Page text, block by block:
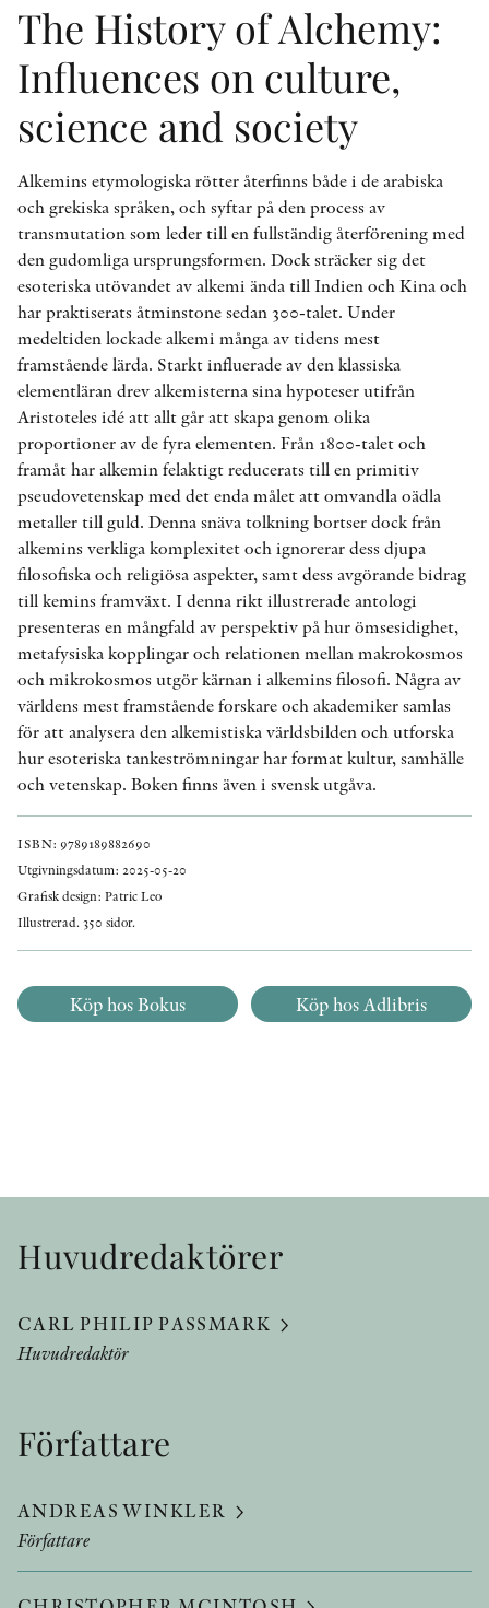
The History of Alchemy:
Influences on culture,
science and society
Alkemins etymologiska rötter återfinns både i de arabiska
och grekiska språken, och syftar på den process av
transmutation som leder till en fullständig återförening med
den gudomliga ursprungsformen. Dock sträcker sig det
esoteriska utövandet av alkemi ända till Indien och Kina och
har praktiserats åtminstone sedan 300-talet. Under
medeltiden lockade alkemi många av tidens mest
framstående lärda. Starkt influerade av den klassiska
elementläran drev alkemisterna sina hypoteser utifrån
Aristoteles idé att allt går att skapa genom olika
proportioner av de fyra elementen. Från 1800-talet och
framåt har alkemin felaktigt reducerats till en primitiv
pseudovetenskap med det enda målet att omvandla oädla
metaller till guld. Denna snäva tolkning bortser dock från
alkemins verkliga komplexitet och ignorerar dess djupa
filosofiska och religiösa aspekter, samt dess avgörande bidrag
till kemins framväxt. I denna rikt illustrerade antologi
presenteras en mångfald av perspektiv på hur ömsesidighet,
metafysiska kopplingar och relationen mellan makrokosmos
och mikrokosmos utgör kärnan i alkemins filosofi. Några av
världens mest framstående forskare och akademiker samlas
för att analysera den alkemistiska världsbilden och utforska
hur esoteriska tankeströmningar har format kultur, samhälle
och vetenskap. Boken finns även i svensk utgåva.
ISBN: 9789189882690
Utgivningsdatum: 2025-05-20
Grafisk design: Patric Leo
Illustrerad. 350 sidor.
Köp hos Bokus Köp hos Adlibris
Huvudredaktörer
CARL PHILIP PASSMARK
Huvudredaktör
Författare
ANDREAS WINKLER
Författare